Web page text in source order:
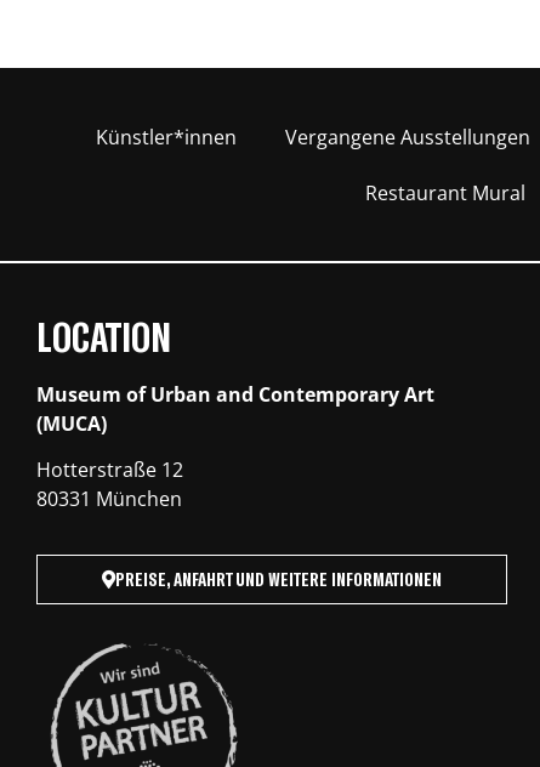
Künstler*innen Vergangene Ausstellungen
Restaurant Mural
LOCATION
Museum of Urban and Contemporary Art
(MUCA)
Hotterstraße 12
80331 München
PREISE, ANFAHRT UND WEITERE INFORMATIONEN